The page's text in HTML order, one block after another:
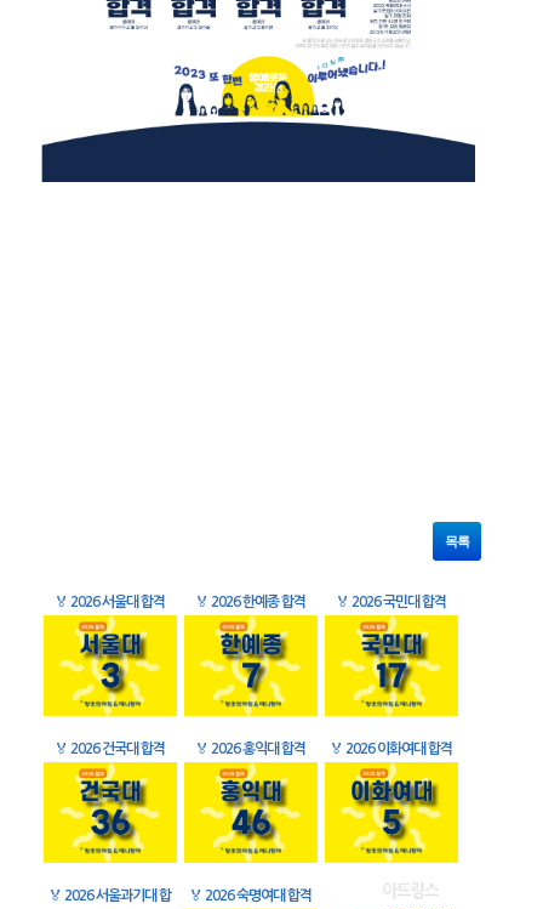
목록
🏅 2026 서울대 합격 🏅 2026 한예종 합격 🏅 2026 국민대 합격
🏅 2026 건국대 합격 🏅 2026 홍익대 합격 🏅 2026 이화여대 합격
🏅 2026 서울과기대 합
🏅 2026 숙명여대 합격